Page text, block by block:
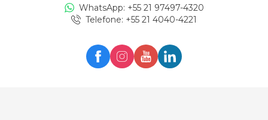
WhatsApp: +55 21 97497-4320
Telefone: +55 21 4040-4221